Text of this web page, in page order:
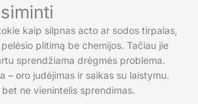
kaip silpnas acto ar sodos tirpalas,
plitimą be chemijos. Tačiau jie
sprendžiama drėgmės problema.
– oro judėjimas ir saikas su laistymu.
ne vienintelis sprendimas.